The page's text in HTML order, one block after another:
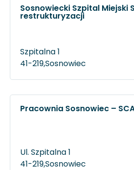
Sosnowiecki Szpital Miejski
restrukturyzacji
Szpitalna 1
41-219,Sosnowiec
Pracownia Sosnowiec –
Ul. Szpitalna 1
41-219,Sosnowiec